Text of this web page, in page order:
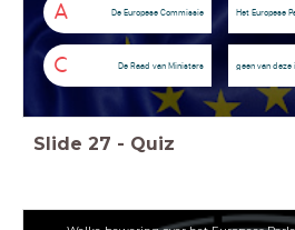
A De Europese Commissie Het Europese
C De Raad van Ministers geen van
Slide 27 - Quiz